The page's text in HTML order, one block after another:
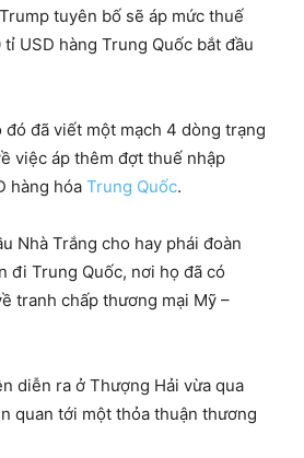
tuyên bố sẽ áp mức thuế
USD hàng Trung Quốc bắt đầu
đã viết một mạch 4 dòng trạng
việc áp thêm đợt thuế nhập
hàng hóa Trung Quốc.
Nhà Trắng cho hay phái đoàn
đi Trung Quốc, nơi họ đã có
tranh chấp thương mại Mỹ –
diễn ra ở Thượng Hải vừa qua
quan tới một thỏa thuận thương